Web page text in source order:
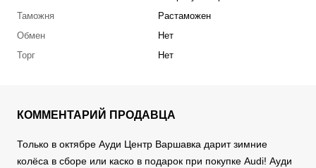
Таможня
Растаможен
Обмен
Нет
Торг
Нет
КОММЕНТАРИЙ ПРОДАВЦА
Только в октябре Ауди Центр Варшавка дарит зимние
колёса в сборе или каско в подарок при покупке Audi! Ауди